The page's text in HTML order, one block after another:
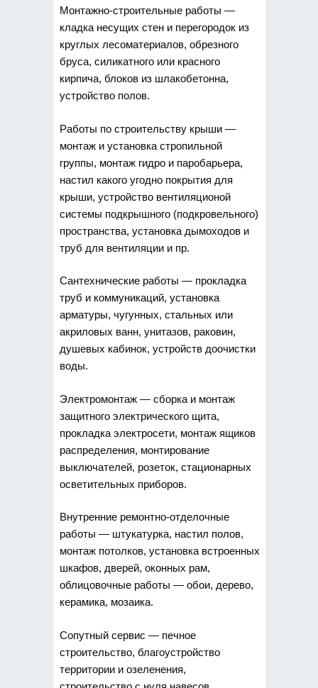
Монтажно-строительные работы —
кладка несущих стен и перегородок из
круглых лесоматериалов, обрезного
бруса, силикатного или красного
кирпича, блоков из шлакобетонна,
устройство полов.
Работы по строительству крыши —
монтаж и установка стропильной
группы, монтаж гидро и паробарьера,
настил какого угодно покрытия для
крыши, устройство вентиляционой
системы подкрышного (подкровельного)
пространства, установка дымоходов и
труб для вентиляции и пр.
Сантехнические работы — прокладка
труб и коммуникаций, установка
арматуры, чугунных, стальных или
акриловых ванн, унитазов, раковин,
душевых кабинок, устройств доочистки
воды.
Электромонтаж — сборка и монтаж
защитного электрического щита,
прокладка электросети, монтаж ящиков
распределения, монтирование
выключателей, розеток, стационарных
осветительных приборов.
Внутренние ремонтно-отделочные
работы — штукатурка, настил полов,
монтаж потолков, установка встроенных
шкафов, дверей, оконных рам,
облицовочные работы — обои, дерево,
керамика, мозаика.
Сопутный сервис — печное
строительство, благоустройство
территории и озеленения,